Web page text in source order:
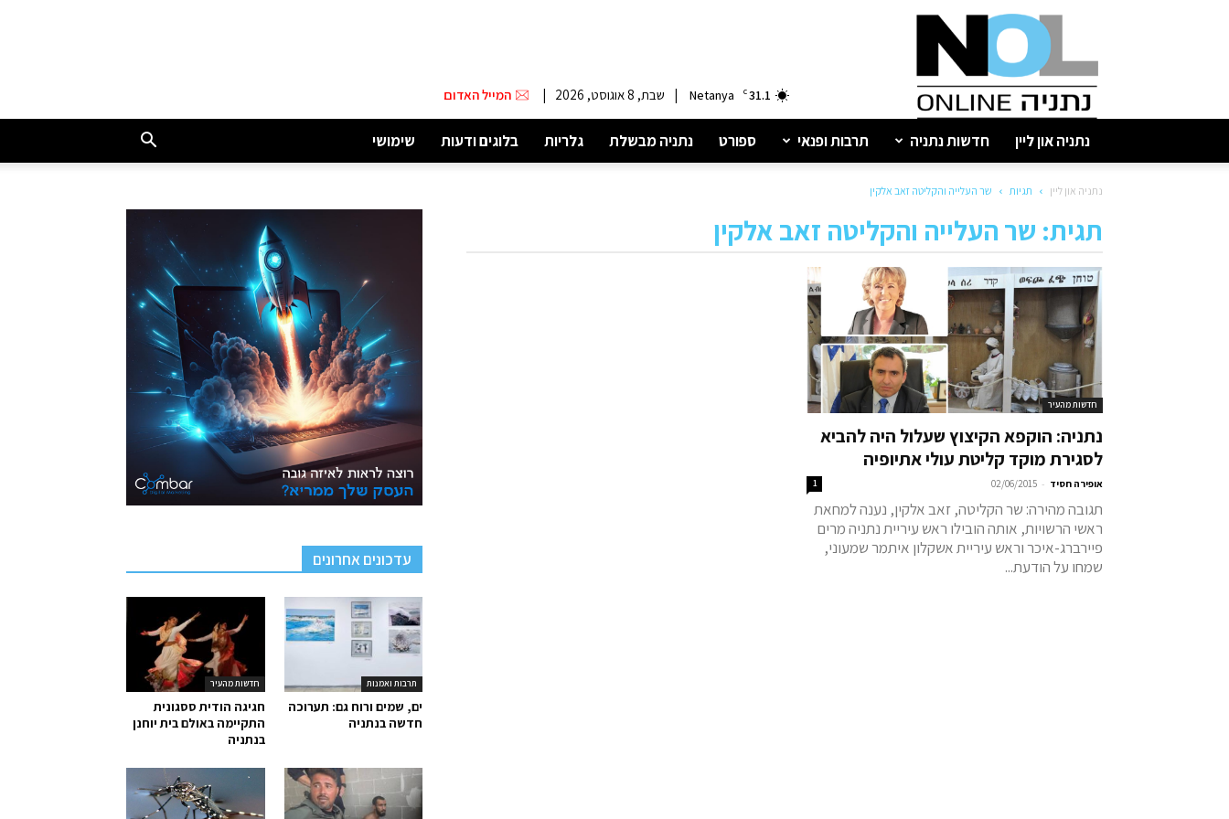
נתניה
31.1
C
Netanya
| שבת, 8 אוגוסט, 2026 | המייל האדום
נתניה און ליין חדשות נתניה תרבות ופנאי ספורט נתניה מבשלת גלריות בלוגים ודעות שימושי
נתניה און ליין תגיות שר העלייה והקליטה זאב אלקין
תגית: שר העלייה והקליטה זאב אלקין
חדשות מהעיר
נתניה: הוקפא הקיצוץ שעלול היה להביא
לסגירת מוקד קליטת עולי אתיופיה
אופירה חסיד -
02/06/2015
1
תגובה מהירה: שר הקליטה, זאב אלקין, נענה למחאת
ראשי הרשויות, אותה הובילו ראש עיריית נתניה מרים
פיירברג-איכר וראש עיריית אשקלון איתמר שמעוני,
שמחו על הודעת...
עדכונים אחרונים
חדשות מהעיר
חגיגה הודית ססגונית
התקיימה באולם בית יוחנן
בנתניה
תרבות ואמנות
ים, שמים ורוח גם: תערוכה
חדשה בנתניה